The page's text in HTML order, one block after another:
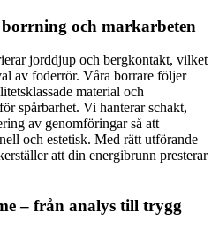
och markarbeten
jorddjup och bergkontakt, vilket
av foderrör. Våra borrare följer
material och
spårbarhet. Vi hanterar schakt,
av genomföringar så att
och estetisk. Med rätt utförande
att din energibrunn presterar
– från analys till trygg